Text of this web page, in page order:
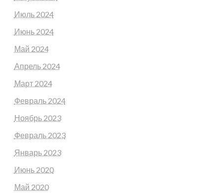
Июль 2024
Июнь 2024
Май 2024
Апрель 2024
Март 2024
Февраль 2024
Ноябрь 2023
Февраль 2023
Январь 2023
Июнь 2020
Май 2020